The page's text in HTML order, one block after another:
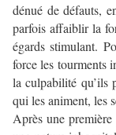
dénué de défauts,
parfois affaiblir la
égards stimulant.
force les tourments
la culpabilité qu’ils
qui les animent, les
Après une